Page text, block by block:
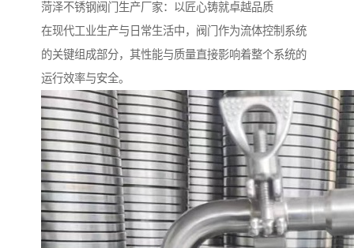
菏泽不锈钢阀门生产厂家：以匠心铸就卓越品质
在现代工业生产与日常生活中，阀门作为流体控制系统
的关键组成部分，其性能与质量直接影响着整个系统的
运行效率与安全。